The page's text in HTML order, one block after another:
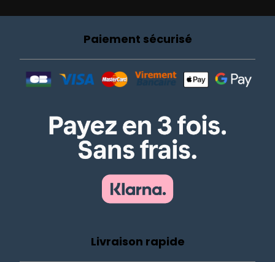
Paiement sécurisé
Livraison rapide